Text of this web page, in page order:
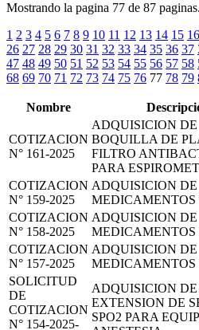
Mostrando la pagina 77 de 87 paginas.
1 2 3 4 5 6 7 8 9 10 11 12 13 14 15 16
26 27 28 29 30 31 32 33 34 35 36 37
47 48 49 50 51 52 53 54 55 56 57 58
68 69 70 71 72 73 74 75 76 77 78 79
Nombre
COTIZACION
N° 161-2025
ADQUISICION DE
BOQUILLA DE
FILTRO
PARA
COTIZACION
N° 159-2025
ADQUISICION DE
MEDICAMENTOS
COTIZACION
N° 158-2025
ADQUISICION DE
MEDICAMENTOS
COTIZACION
N° 157-2025
ADQUISICION DE
MEDICAMENTOS
SOLICITUD
DE
COTIZACION
N° 154-2025-
ADQUISICION
EXTENSION DE
SPO2 PARA